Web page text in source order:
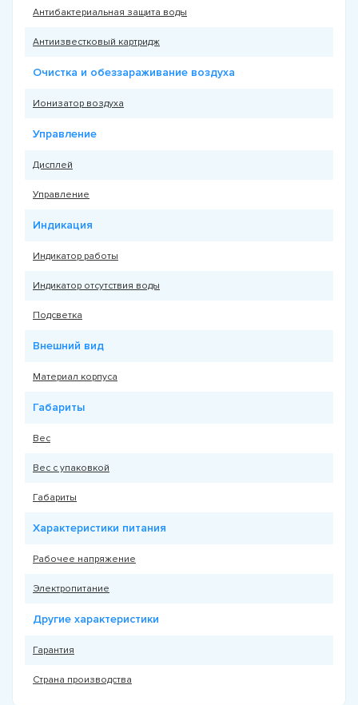
Антибактериальная защита воды
Антиизвестковый картридж
Очистка и обеззараживание воздуха
Ионизатор воздуха
Управление
Дисплей
Управление
Индикация
Индикатор работы
Индикатор отсутствия воды
Подсветка
Внешний вид
Материал корпуса
Габариты
Вес
Вес с упаковкой
Габариты
Характеристики питания
Рабочее напряжение
Электропитание
Другие характеристики
Гарантия
Страна производства